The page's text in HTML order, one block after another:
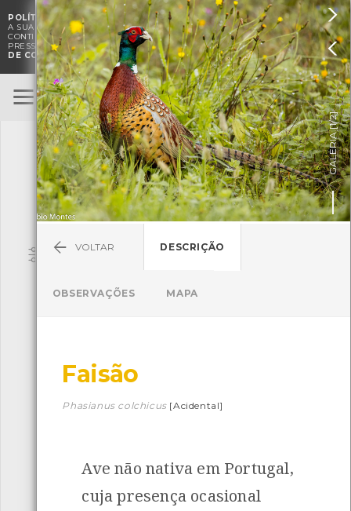
POLÍTICA DE COOKIES . O CMIA UTILIZA COOKIES PARA MELHORAR
A SUA EXPERIÊNCIA DE NAVEGAÇÃO E PARA FINS ESTATÍSTICOS.A
CONTINUAÇÃO DA UTILIZAÇÃO DESTE WEBSITE E SERVIÇOS
PRESSUPÕE A ACEITAÇÃO DA UTILIZAÇÃO DE COOKIES.POLÍTICA
DE COOKIES

ENTRAR
BioRegisto
TERMOS DE UTILIZAÇÃO
SUBMETER OBSERVAÇÃO
Pesquisa
Descarregar a app BioRegisto
Espécies 4837 Observações


GALERIA [
1/2
]
VOLTAR DESCRIÇÃO
OBSERVAÇÕES MAPA
Faisão
Phasianus colchicus [Acidental]
Ave não nativa em Portugal,
cuja presença ocasional